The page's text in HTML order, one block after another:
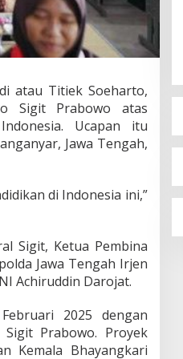
atau Titiek Soeharto,
Sigit Prabowo atas
Ucapan itu
Jawa Tengah,
di Indonesia ini,”
Sigit, Ketua Pembina
Jawa Tengah Irjen
Achiruddin Darojat.
2025 dengan
Prabowo. Proyek
Kemala Bhayangkari